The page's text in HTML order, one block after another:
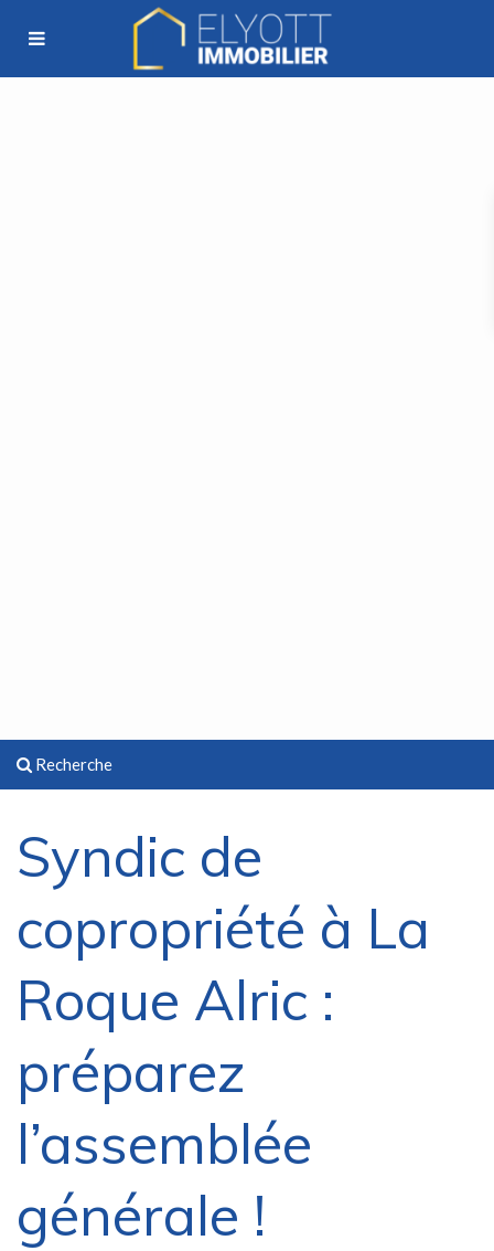
Recherche
Syndic de
copropriété à La
Roque Alric :
préparez
l’assemblée
générale !